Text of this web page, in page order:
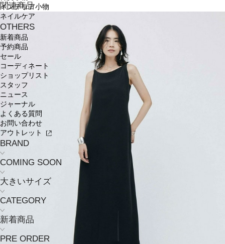
インテリア小物
ネイルケア
OTHERS
新着商品
予約商品
セール
コーディネート
ショップリスト
スタッフ
ニュース
ジャーナル
よくある質問
お問い合わせ
アウトレット
BRAND
COMING SOON
大きいサイズ
CATEGORY
新着商品
PRE ORDER
関連商品